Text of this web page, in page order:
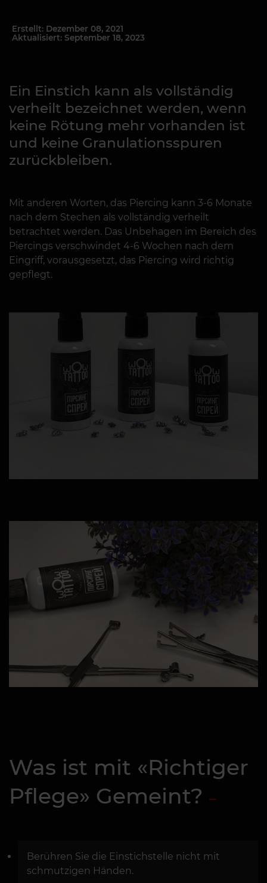
Erstellt: Dezember 08, 2021
Aktualisiert: September 18, 2023
Ein Einstich kann als vollständig
verheilt bezeichnet werden, wenn
keine Rötung mehr vorhanden ist
und keine Granulationsspuren
zurückbleiben.
Mit anderen Worten, das Piercing kann 3-6 Monate
nach dem Stechen als vollständig verheilt
betrachtet werden. Das Unbehagen im Bereich des
Piercings verschwindet 4-6 Wochen nach dem
Eingriff, vorausgesetzt, das Piercing wird richtig
gepflegt.
Was ist mit «Richtiger
Pflege» Gemeint?
Berühren Sie die Einstichstelle nicht mit
schmutzigen Händen.